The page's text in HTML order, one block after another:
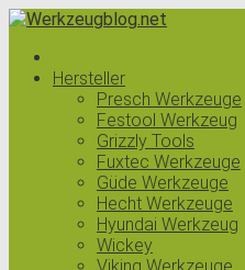
Hersteller
Presch Werkzeuge
Festool Werkzeug
Grizzly Tools
Fuxtec Werkzeuge
Güde Werkzeuge
Hecht Werkzeuge
Hyundai Werkzeug
Wickey